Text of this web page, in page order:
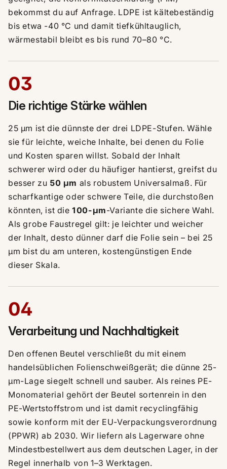
bekommst du auf Anfrage. LDPE ist kältebeständig
bis etwa -40 °C und damit tiefkühltauglich,
wärmestabil bleibt es bis rund 70–80 °C.
03
Die richtige Stärke wählen
25 µm ist die dünnste der drei LDPE-Stufen. Wähle
sie für leichte, weiche Inhalte, bei denen du Folie
und Kosten sparen willst. Sobald der Inhalt
schwerer wird oder du häufiger hantierst, greifst du
besser zu 50 µm als robustem Universalmaß. Für
scharfkantige oder schwere Teile, die durchstoßen
könnten, ist die100-µm-Variante die sichere Wahl.
Als grobe Faustregel gilt: je leichter und weicher
der Inhalt, desto dünner darf die Folie sein – bei 25
µm bist du am unteren, kostengünstigen Ende
dieser Skala.
04
Verarbeitung und Nachhaltigkeit
Den offenen Beutel verschließt du mit einem
handelsüblichen Folienschweißgerät; die dünne 25-
µm-Lage siegelt schnell und sauber. Als reines PE-
Monomaterial gehört der Beutel sortenrein in den
PE-Wertstoffstrom und ist damit recyclingfähig
sowie konform mit der EU-Verpackungsverordnung
(PPWR) ab 2030. Wir liefern als Lagerware ohne
Mindestbestellwert aus dem deutschen Lager, in der
Regel innerhalb von 1–3 Werktagen.